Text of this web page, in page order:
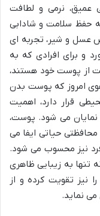
عمیق، نرمی و لطافت
حفظ سلامت و شادابی
عسل و شیر، تجربه ای
و برای افرادی که به
از پوست خود هستند،
امروز که پوست بدن
قرار دارد، اهمیت
می شود. پوست،
محافظتی حیاتی ایفا می
فرد نیز محسوب می شود.
به زیبایی ظاهری
نیز تقویت کرده و از
نماید.